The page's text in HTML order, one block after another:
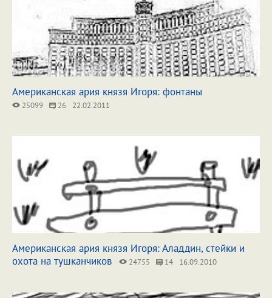
Американская ария князя Игоря: фонтаны
25099 26 22.02.2011
Американская ария князя Игоря: Аладдин, стейки и
охота на тушканчиков
24755 14 16.09.2010